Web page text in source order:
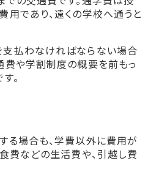
であり、遠くの学校へ通うと
払わなければならない場合
費や学割制度の概要を前もっ
。
る場合も、学費以外に費用が
費などの生活費や、引越し費